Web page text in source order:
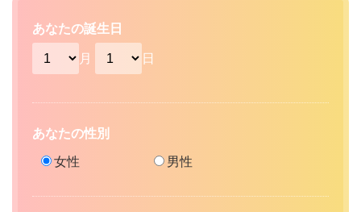
あなたの誕生日
月 日
あなたの性別
女性 男性